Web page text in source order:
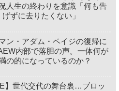
人生の終わりを意識「何も告
げずに去りたくない」
ン・アダム・ペイジの復帰に
内部で落胆の声。一体何が
の的になっているのか？
】世代交代の舞台裏…ブロッ